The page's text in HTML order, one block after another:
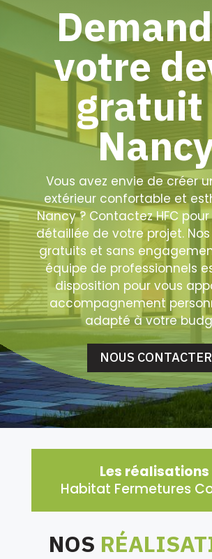
votre
gratuit
Vous avez envie de créer
extérieur confortable et
Nancy ? Contactez HFC
détaillée de votre projet.
gratuits et sans
équipe de professionnels
disposition pour vous
accompagnement
adapté à votre
NOUS CONTACTER
Les réalisations
Habitat Fermetures
NOS